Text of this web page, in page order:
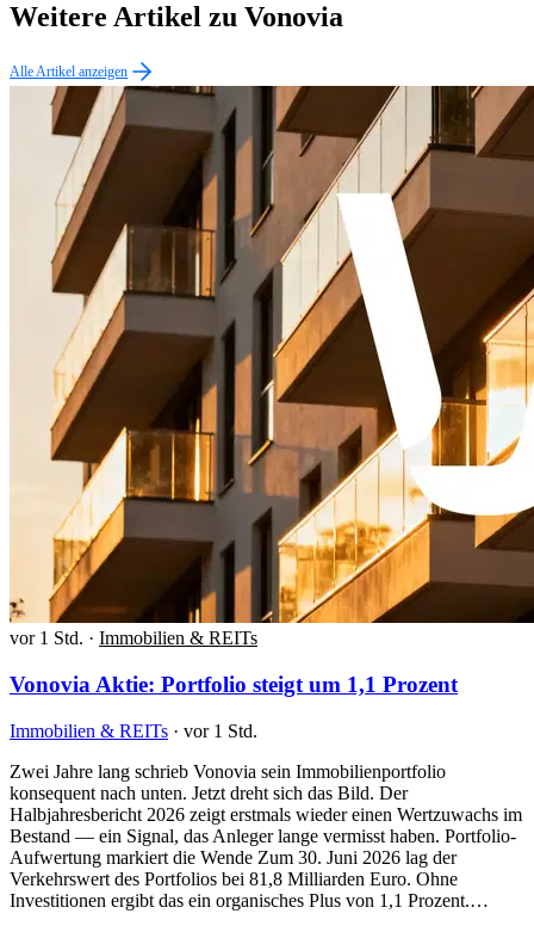
Weitere Artikel zu Vonovia
Alle Artikel anzeigen
vor 1 Std. · Immobilien & REITs
Vonovia Aktie: Portfolio steigt um 1,1 Prozent
Immobilien & REITs · vor 1 Std.
Zwei Jahre lang schrieb Vonovia sein Immobilienportfolio
konsequent nach unten. Jetzt dreht sich das Bild. Der
Halbjahresbericht 2026 zeigt erstmals wieder einen Wertzuwachs im
Bestand — ein Signal, das Anleger lange vermisst haben. Portfolio-
Aufwertung markiert die Wende Zum 30. Juni 2026 lag der
Verkehrswert des Portfolios bei 81,8 Milliarden Euro. Ohne
Investitionen ergibt das ein organisches Plus von 1,1 Prozent.…